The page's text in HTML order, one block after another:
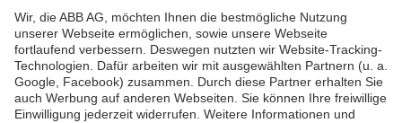
Kommentieren